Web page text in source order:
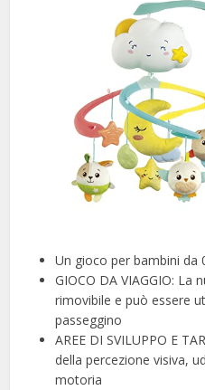
Un gioco per bambini da
GIOCO DA VIAGGIO: La
rimovibile e può essere
passeggino
AREE DI SVILUPPO E
della percezione visiva,
motoria